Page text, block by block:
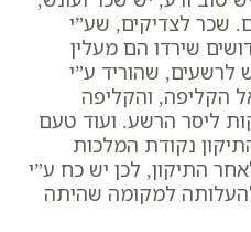
שכר לצדיקים, שע”י
שירדו הם מעלין
לרשעים, שהוריד ע”י
הקליפה, והקליפה
ליסר הרשע. ועוד טעם
נקודת המלכות
התיקון, לכן יש כח ע”י
למקומה שהיתה